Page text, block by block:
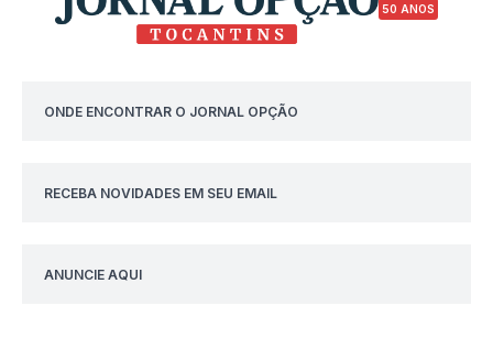
50 ANOS
ONDE ENCONTRAR O JORNAL OPÇÃO
RECEBA NOVIDADES EM SEU EMAIL
ANUNCIE AQUI